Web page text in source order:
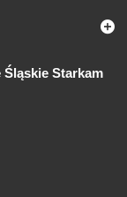
Śląskie Starkam